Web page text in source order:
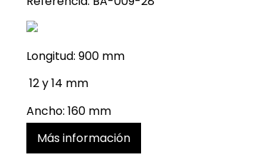
Longitud: 900 mm
12 y 14 mm
Ancho: 160 mm
Más información